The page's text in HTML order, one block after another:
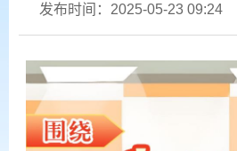
发布时间：2025-05-23 09:24